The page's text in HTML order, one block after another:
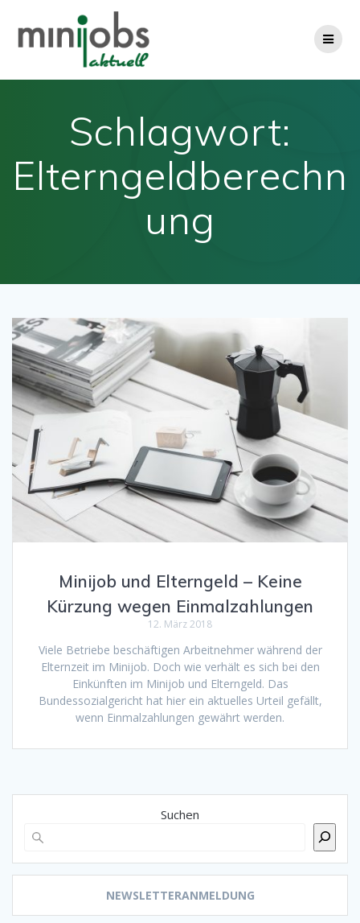
Schlagwort:
Elterngeldberechn
ung
Minijob und Elterngeld – Keine
Kürzung wegen Einmalzahlungen
12. März 2018
Viele Betriebe beschäftigen Arbeitnehmer während der
Elternzeit im Minijob. Doch wie verhält es sich bei den
Einkünften im Minijob und Elterngeld. Das
Bundessozialgericht hat hier ein aktuelles Urteil gefällt,
wenn Einmalzahlungen gewährt werden.
Suchen
NEWSLETTERANMELDUNG